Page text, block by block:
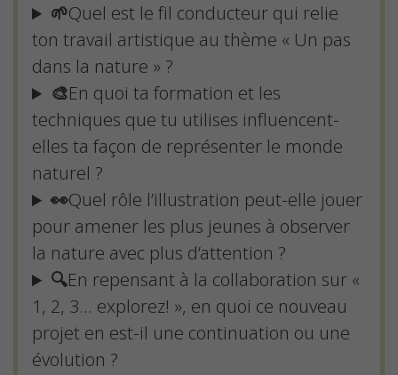
🌱Quel est le fil conducteur qui relie
ton travail artistique au thème « Un pas
dans la nature » ?
🎨En quoi ta formation et les
techniques que tu utilises influencent-
elles ta façon de représenter le monde
naturel ?
👀Quel rôle l’illustration peut-elle jouer
pour amener les plus jeunes à observer
la nature avec plus d’attention ?
🔍En repensant à la collaboration sur «
1, 2, 3… explorez! », en quoi ce nouveau
projet en est-il une continuation ou une
évolution ?